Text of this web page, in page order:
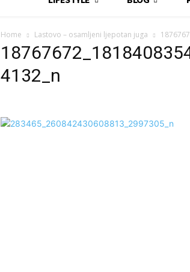
Home Lastovo – osamljeni ljepotan juga
4132_n